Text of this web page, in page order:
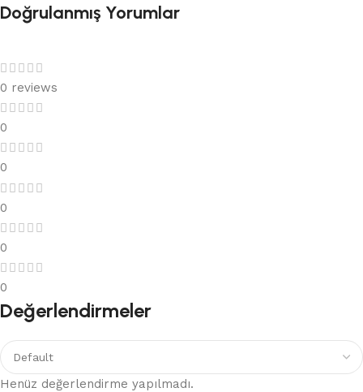
Doğrulanmış Yorumlar
0 reviews
0
0
0
0
0
Değerlendirmeler
Henüz değerlendirme yapılmadı.